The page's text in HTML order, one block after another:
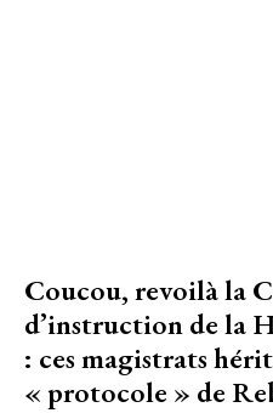
Coucou, revoilà la
d’instruction de la
: ces magistrats
« protocole » de